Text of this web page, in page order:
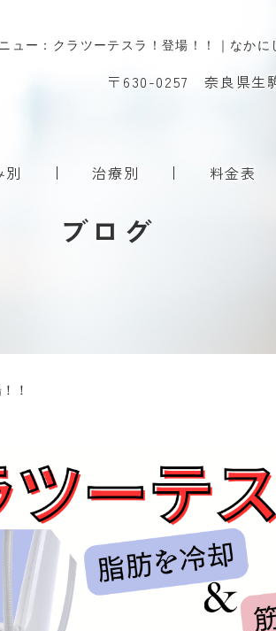
ュー：クラツーテスラ！登場！！｜なか
〒630-0257 奈良県生
別 治療別 料金表
ブログ
！